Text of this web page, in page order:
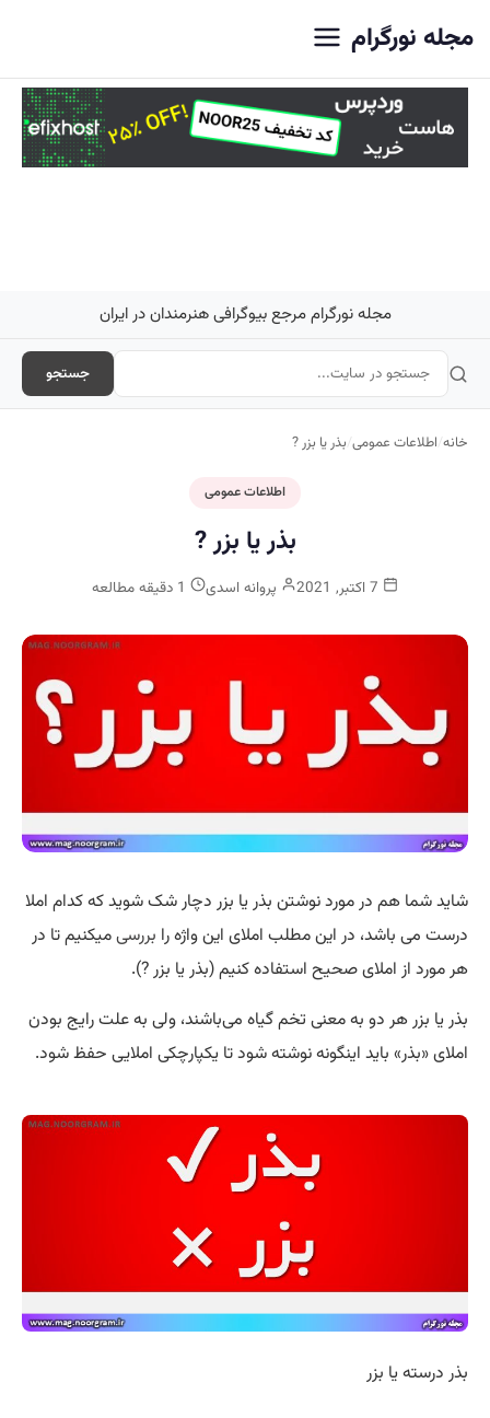
مجله نورگرام
مجله نورگرام مرجع بیوگرافی هنرمندان در ایران
جستجو
خانه/اطلاعات عمومی/بذر یا بزر ?
اطلاعات عمومی
بذر یا بزر ?
پروانه اسدی
شاید شما هم در مورد نوشتن بذر یا بزر دچار شک شوید که کدام املا
درست می باشد، در این مطلب املای این واژه را بررسیمیکنیم تا در
هر مورد از املای صحیح استفاده کنیم (بذر یا بزر ?).
بذر یا بزر هر دو به معنی تخم گیاه می‌باشند، ولی به علت رایج بودن
املای «بذر» باید اینگونه نوشته شود تا یکپارچکی املایی حفظ شود.
بذر درسته یا بزر